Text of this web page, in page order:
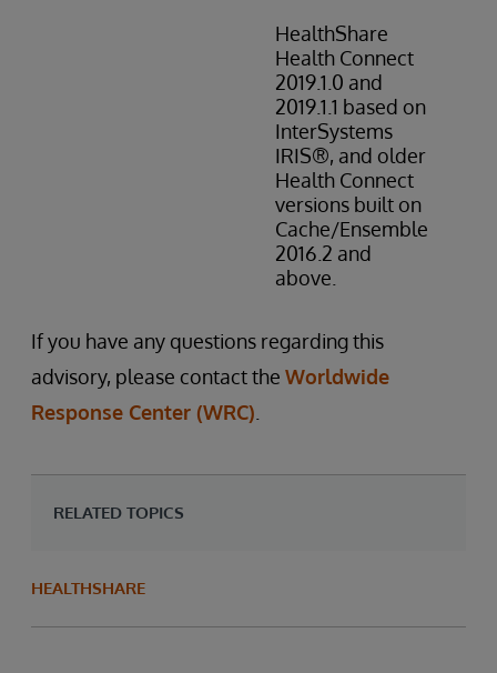
HealthShare
Health Connect
2019.1.0 and
2019.1.1 based on
InterSystems
IRIS®, and older
Health Connect
versions built on
Cache/Ensemble
2016.2 and
above.
If you have any questions regarding this
advisory, please contact the Worldwide
Response Center (WRC)
RELATED TOPICS
HEALTHSHARE